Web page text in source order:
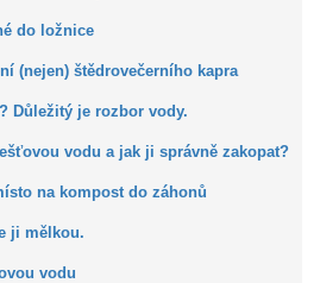
do ložnice
(nejen) štědrovečerního kapra
Důležitý je rozbor vody.
vodu a jak ji správně zakopat?
na kompost do záhonů
ji mělkou.
vodu